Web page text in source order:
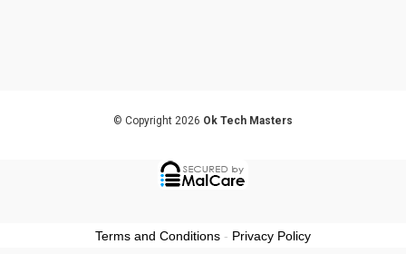
© Copyright 2026 Ok Tech Masters
Terms and Conditions - Privacy Policy